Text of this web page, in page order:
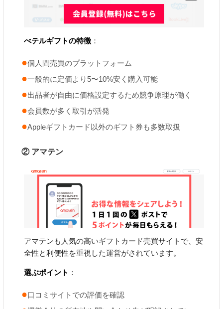
べテルギフトの特徴：
個人間売買のプラットフォーム
一般的に定価より5〜10%安く購入可能
出品者が自由に価格設定するため競争原理が働く
会員数が多く取引が活発
Appleギフトカード以外のギフト券も多数取扱
② アマテン
アマテンも人気の高いギフトカード売買サイトで、安
全性と利便性を重視した運営がされています。
選ぶポイント ：
口コミサイトでの評価を確認